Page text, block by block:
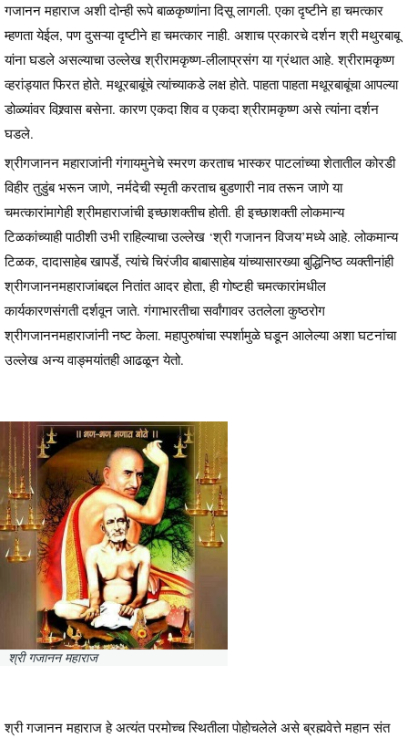
गजानन महाराज अशी दोन्ही रूपे बाळकृष्णांना दिसू लागली. एका दृष्टीने हा चमत्कार
म्हणता येईल, पण दुसऱ्या दृष्टीने हा चमत्कार नाही. अशाच प्रकारचे दर्शन श्री मथुरबाबू
यांना घडले असल्याचा उल्लेख श्रीरामकृष्ण-लीलाप्रसंग या ग्रंथात आहे. श्रीरामकृष्ण
व्हरांड्यात फिरत होते. मथूरबाबूंचे त्यांच्याकडे लक्ष होते. पाहता पाहता मथूरबाबूंचा आपल्या
डोळ्यांवर विश्र्वास बसेना. कारण एकदा शिव व एकदा श्रीरामकृष्ण असे त्यांना दर्शन
घडले.
श्रीगजानन महाराजांनी गंगायमुनेचे स्मरण करताच भास्कर पाटलांच्या शेतातील कोरडी
विहीर तुडुंब भरून जाणे, नर्मदेची स्मृती करताच बुडणारी नाव तरून जाणे या
चमत्कारांमागेही श्रीमहाराजांची इच्छाशक्तीच होती. ही इच्छाशक्ती लोकमान्य
टिळकांच्याही पाठीशी उभी राहिल्याचा उल्लेख ‘श्री गजानन विजय’मध्ये आहे. लोकमान्य
टिळक, दादासाहेब खापर्डे, त्यांचे चिरंजीव बाबासाहेब यांच्यासारख्या बुद्धिनिष्ठ व्यक्तीनांही
श्रीगजाननमहाराजांबद्दल नितांत आदर होता, ही गोष्टही चमत्कारांमधील
कार्यकारणसंगती दर्शवून जाते. गंगाभारतीचा सर्वांगावर उतलेला कुष्ठरोग
श्रीगजाननमहाराजांनी नष्ट केला. महापुरुषांचा स्पर्शामुळे घडून आलेल्या अशा घटनांचा
उल्लेख अन्य वाङ्मयांतही आढळून येतो.
श्री गजानन महाराज
श्री गजानन महाराज हे अत्यंत परमोच्च स्थितीला पोहोचलेले असे ब्रह्मवेत्ते महान संत